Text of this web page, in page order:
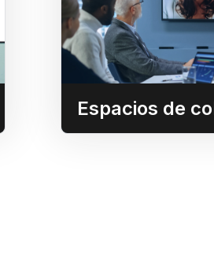
Espacios de
reuniones